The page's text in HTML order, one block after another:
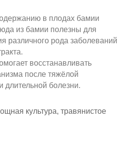
в плодах бамии
из бамии полезны для
различного рода заболеваний
восстанавливать
после тяжёлой
длительной болезни.
культура, травянистое